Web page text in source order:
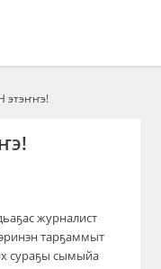
этэҥҥэ!
журналист
тарҕаммыт
сураҕы сымыйа